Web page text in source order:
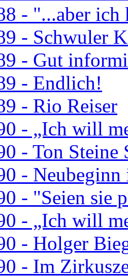
- "...aber ich
- Schwuler
- Gut
- Endlich!
- Rio Reiser
- „Ich will
- Ton Steine
-
- "Seien sie
- „Ich will
- Holger
- Im